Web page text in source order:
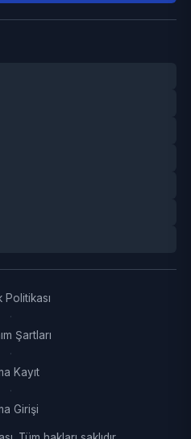
Politikası
·
Şartları
·
Kayıt
·
Girişi